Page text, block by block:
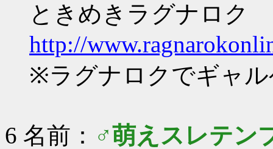
ときめきラグナロク
http://
※ラグナロクでギャ
6 名前： ♂萌えスレテン